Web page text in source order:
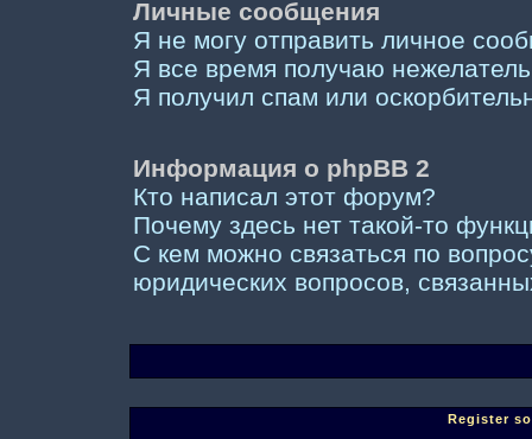
Личные сообщения
Я не могу отправить личное
Я все время получаю
Я получил спам или
Информация о phpBB 2
Кто написал этот форум?
Почему здесь нет такой-то
С кем можно связаться по
юридических вопросов,
Register